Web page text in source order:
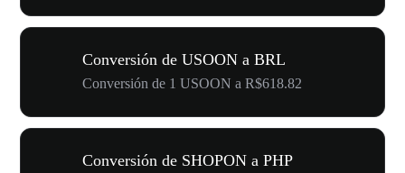
Conversión de USOON a BRL
Conversión de 1 USOON a R$618.82
Conversión de SHOPON a PHP